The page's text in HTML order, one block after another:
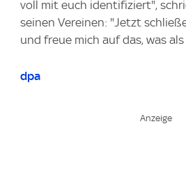
voll mit euch identifiziert",
seinen Vereinen: "Jetzt
und freue mich auf das, was
dpa